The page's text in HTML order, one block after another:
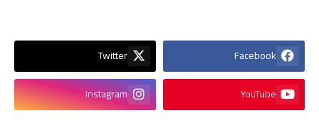
Facebook
Twitter
YouTube
Instagram